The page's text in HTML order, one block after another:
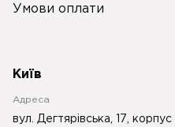
Умови оплати
Київ
Адреса
вул. Дегтярівська, 17, корпус 1